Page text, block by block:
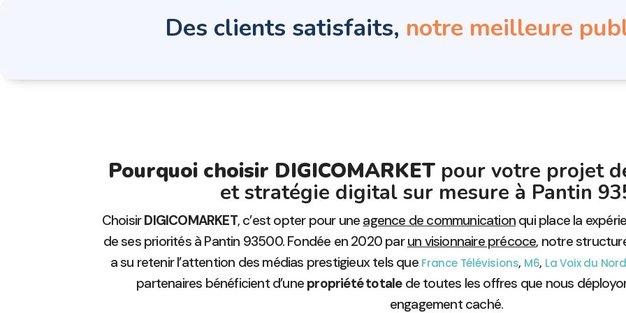
Des clients satisfaits, notre meilleure
Pourquoi choisir DIGICOMARKET pour votre projet
et stratégie digital sur mesure à Pantin
ChoisirDIGICOMARKET, c’est opter pour une agence de communication qui place la
de ses priorités à Pantin 93500. Fondée en 2020 parun visionnaire précoce, notre
a su retenir l’attention des médias prestigieux tels que France Télévisions, M6, La Voix du Nord
partenaires bénéficient d’une propriété totalede toutes les offres que nous
engagement caché.